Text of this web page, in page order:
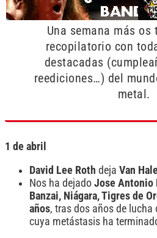
Una semana más os
recopilatorio con
destacadas
reediciones…) del
metal.
1 de abril
David Lee Roth deja Van
Nos ha dejado Jose Antonio
Banzai, Niágara, Tigres de
años, tras dos años de lucha
cuya metástasis ha